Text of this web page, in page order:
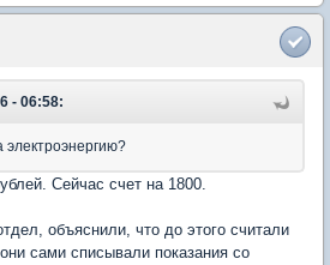
- 06:58:
электроэнергию?
Сейчас счет на 1800.
объяснили, что до этого считали
сами списывали показания со